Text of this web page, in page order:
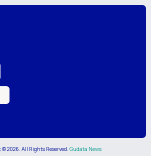
©2026. All Rights Reserved. Gudata News